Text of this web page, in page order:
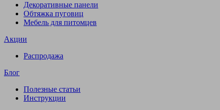
Декоративные панели
Обтяжка пуговиц
Мебель для питомцев
Акции
Распродажа
Блог
Полезные статьи
Инструкции